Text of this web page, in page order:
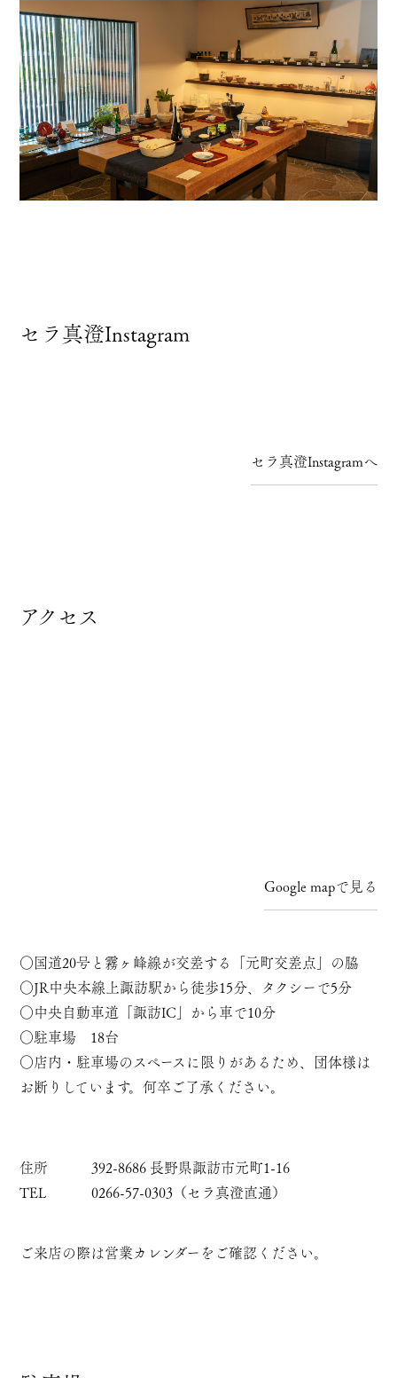
セラ真澄Instagram
セラ真澄Instagramへ
アクセス
Google mapで見る
○国道20号と霧ヶ峰線が交差する「元町交差点」の脇
○JR中央本線上諏訪駅から徒歩15分、タクシーで5分
○中央自動車道「諏訪IC」から車で10分
○駐車場 18台
○店内・駐車場のスペースに限りがあるため、団体様は
お断りしています。何卒ご了承ください。
住所
392-8686 長野県諏訪市元町1-16
TEL
0266-57-0303（セラ真澄直通）
ご来店の際は営業カレンダーをご確認ください。